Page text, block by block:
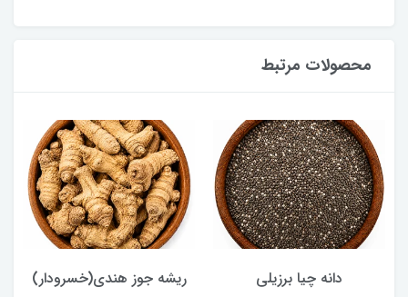
محصولات مرتبط
دانه چیا برزیلی ریشه جوز هندی(خسرودار)